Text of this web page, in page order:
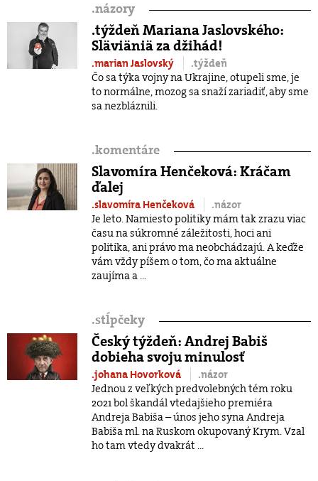
.názory
.týždeň Mariana Jaslovského:
Släviäniä za džihád!
.marian Jaslovský
.týždeň
Čo sa týka vojny na Ukrajine, otupeli sme, je
to normálne, mozog sa snaží zariadiť, aby sme
sa nezbláznili.
.komentáre
Slavomíra Henčeková: Kráčam
ďalej
.slavomíra Henčeková
.názor
Je leto. Namiesto politiky mám tak zrazu viac
času na súkromné záležitosti, hoci ani
politika, ani právo ma neobchádzajú. A keďže
vám vždy píšem o tom, čo ma aktuálne
zaujíma a ...
.stĺpčeky
Český týždeň: Andrej Babiš
dobieha svoju minulosť
.johana Hovorková
.názor
Jednou z veľkých predvolebných tém roku
2021 bol škandál vtedajšieho premiéra
Andreja Babiša – únos jeho syna Andreja
Babiša ml. na Ruskom okupovaný Krym. Vzal
ho tam vtedy dvakrát ...